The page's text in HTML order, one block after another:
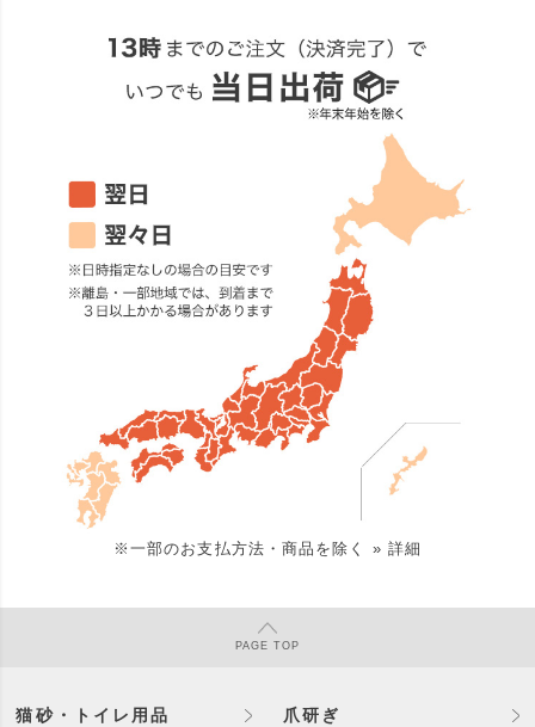
※一部のお支払方法・商品を除く » 詳細
PAGETOP
猫砂・トイレ用品 爪研ぎ